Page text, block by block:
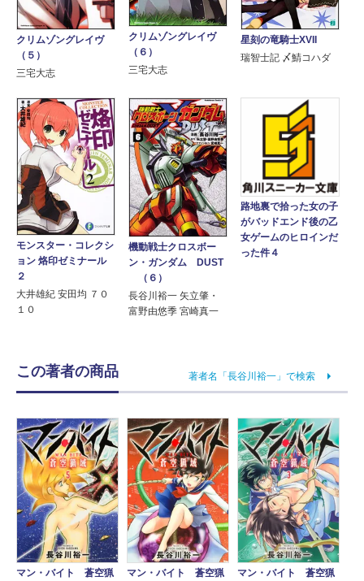
クリムゾングレイヴ
（５）
三宅大志
クリムゾングレイヴ
（６）
三宅大志
星刻の竜騎士XVII
瑞智士記 〆鯖コハダ
モンスター・コレクシ
ョン 烙印ゼミナール
２
大井雄紀 安田均 ７０
１０
機動戦士クロスボー
ン・ガンダム DUST
（６）
長谷川裕一 矢立肇・
富野由悠季 宮崎真一
路地裏で拾った女の子
がバッドエンド後の乙
女ゲームのヒロインだ
った件４
この著者の商品 著者名「長谷川裕一」で検索
マン・バイト 蒼空猟
マン・バイト 蒼空猟
マン・バイト 蒼空猟